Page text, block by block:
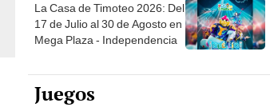
La Casa de Timoteo 2026: Del
17 de Julio al 30 de Agosto en
Mega Plaza - Independencia
Juegos